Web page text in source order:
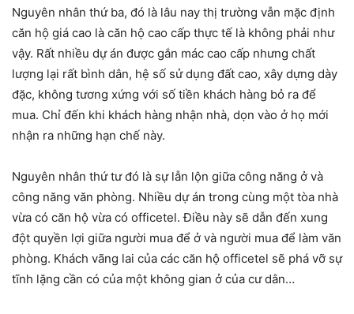
Nguyên nhân thứ ba, đó là lâu nay thị trường vẫn mặc định
căn hộ giá cao là căn hộ cao cấp thực tế là không phải như
vậy. Rất nhiều dự án được gắn mác cao cấp nhưng chất
lượng lại rất bình dân, hệ số sử dụng đất cao, xây dựng dày
đặc, không tương xứng với số tiền khách hàng bỏ ra để
mua. Chỉ đến khi khách hàng nhận nhà, dọn vào ở họ mới
nhận ra những hạn chế này.
Nguyên nhân thứ tư đó là sự lẫn lộn giữa công năng ở và
công năng văn phòng. Nhiều dự án trong cùng một tòa nhà
vừa có căn hộ vừa có officetel. Điều này sẽ dẫn đến xung
đột quyền lợi giữa người mua để ở và người mua để làm văn
phòng. Khách vãng lai của các căn hộ officetel sẽ phá vỡ sự
tĩnh lặng cần có của một không gian ở của cư dân…